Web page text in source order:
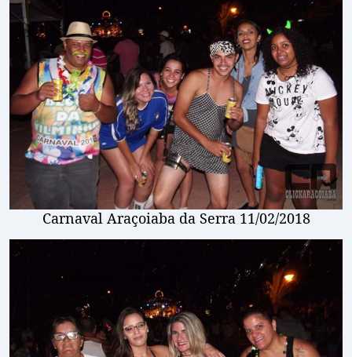
Carnaval Araçoiaba da Serra 11/02/2018